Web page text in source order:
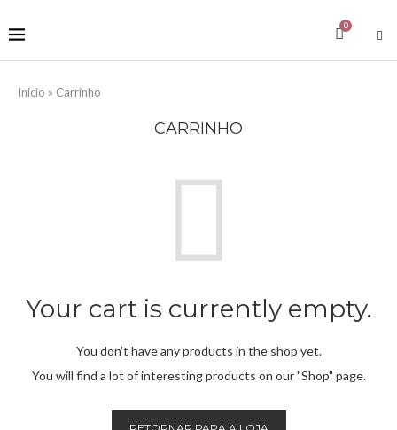
0
Início » Carrinho
CARRINHO
Your cart is currently empty.
You don't have any products in the shop yet.
You will find a lot of interesting products on our "Shop" page.